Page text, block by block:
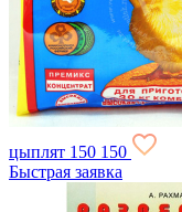
цыплят 150 150
Быстрая заявка